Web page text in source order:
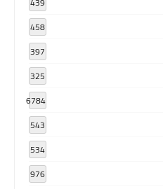
458
397
325
6784
543
534
976